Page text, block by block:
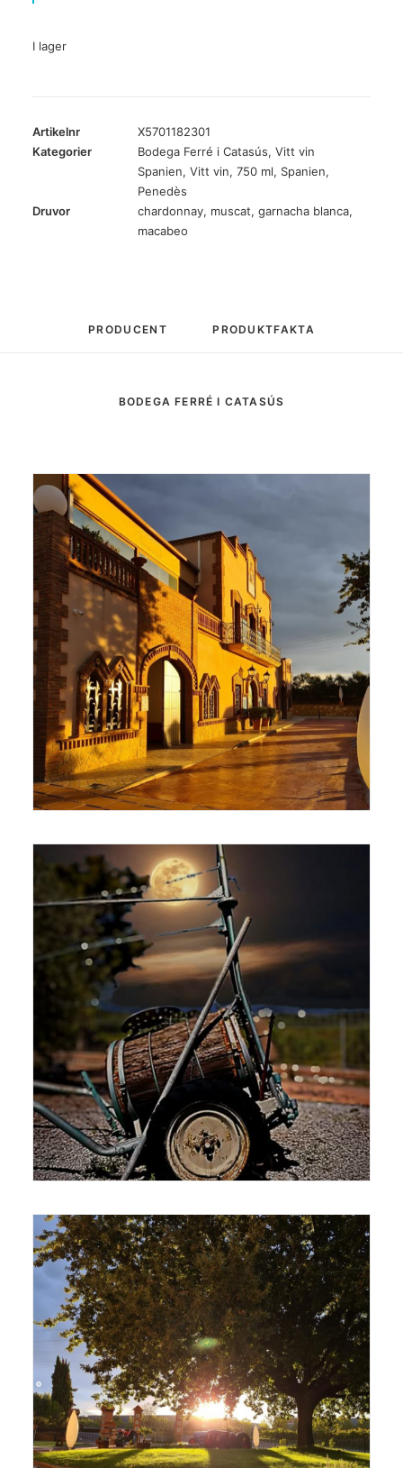
I lager
Artikelnr
X5701182301
Kategorier
Bodega Ferré i Catasús, Vitt vin
Spanien, Vitt vin, 750 ml, Spanien,
Penedès
Druvor
chardonnay, muscat, garnacha blanca,
macabeo
PRODUCENT PRODUKTFAKTA
BODEGA FERRÉ I CATASÚS